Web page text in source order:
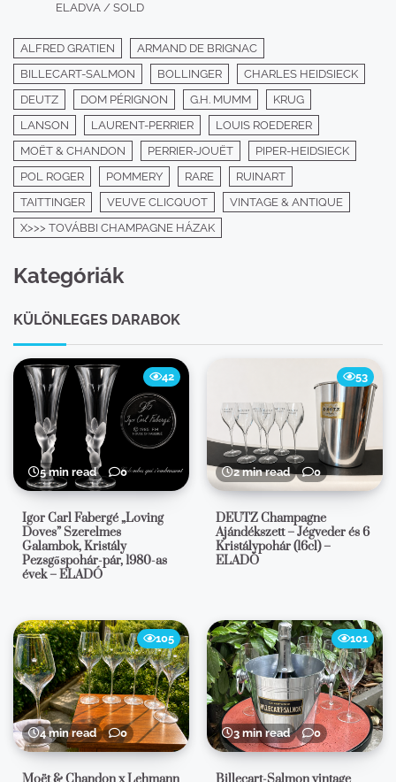
ELADVA / SOLD
ALFRED GRATIEN
ARMAND DE BRIGNAC
BILLECART-SALMON
BOLLINGER
CHARLES HEIDSIECK
DEUTZ
DOM PÉRIGNON G.H. MUMM
KRUG
LANSON
LAURENT-PERRIER
LOUIS ROEDERER
MOËT & CHANDON
PERRIER-JOUËT
PIPER-HEIDSIECK
POL ROGER
POMMERY RARE
RUINART
TAITTINGER
VEUVE CLICQUOT
VINTAGE & ANTIQUE
X>>> TOVÁBBI CHAMPAGNE HÁZAK
Kategóriák
KÜLÖNLEGES DARABOK
5 min read 0
42
Igor Carl Fabergé „Loving
Doves” Szerelmes
Galambok, Kristály
Pezsgőspohár-pár, 1980-as
évek – ELADÓ
2 min read 0
53
DEUTZ Champagne
Ajándékszett – Jégveder és 6
Kristálypohár (16cl) –
ELADÓ
4 min read 0
105
3 min read 0
101